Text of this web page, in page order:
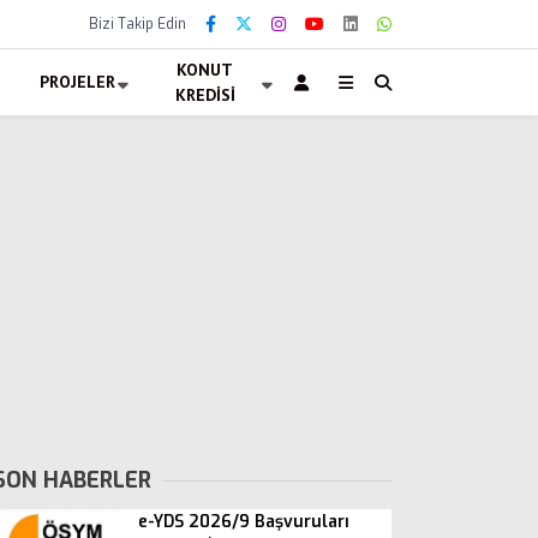
Bizi Takip Edin
PROJELER
KONUT
KREDISI
HABERLER
e-YDS 2026/9 Başvuruları